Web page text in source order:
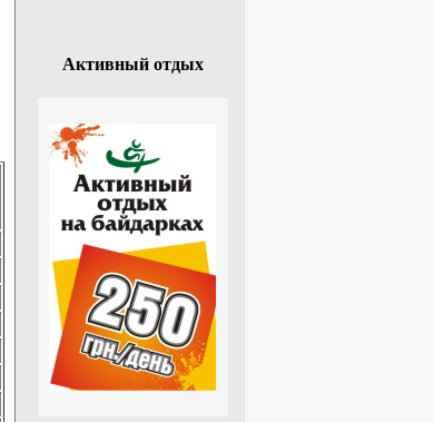
Активный отдых